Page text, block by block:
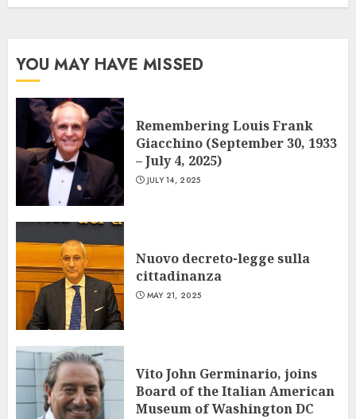
YOU MAY HAVE MISSED
Remembering Louis Frank
Giacchino (September 30, 1933
– July 4, 2025)
JULY 14, 2025
Nuovo decreto-legge sulla
cittadinanza
MAY 21, 2025
Vito John Germinario, joins
Board of the Italian American
Museum of Washington DC